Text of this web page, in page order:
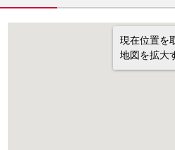
現在位置を
地図を拡大